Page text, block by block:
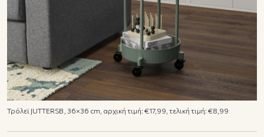
Τρόλεϊ JUTTERSB , 36×36 cm, αρχική τιμή: €17,99, τελική τιμή: €8,99